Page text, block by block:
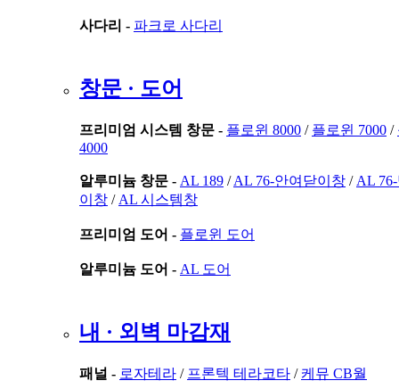
사다리 - 파크로 사다리
창문 · 도어
프리미엄 시스템 창문 - 플로윈 8000 / 플로윈 7000 /
4000
알루미늄 창문 - AL 189 /AL 76-안여닫이창 / AL
이창 / AL 시스템창
프리미엄 도어 - 플로윈 도어
알루미늄 도어 - AL 도어
내 · 외벽 마감재
패널 - 로자테라 / 프론텍 테라코타 / 케뮤 CB월